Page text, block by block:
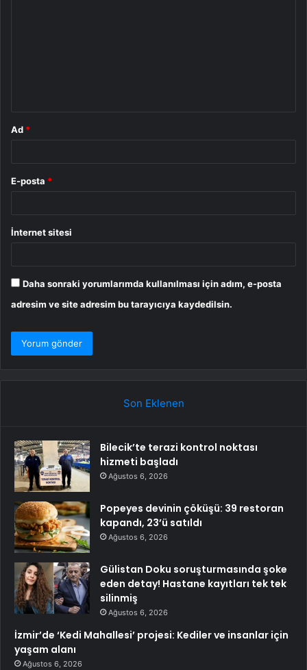
Ad *
E-posta *
İnternet sitesi
Daha sonraki yorumlarımda kullanılması için adım, e-posta
adresim ve site adresim bu tarayıcıya kaydedilsin.
Son Eklenen
Bilecik’te terazi kontrol noktası
hizmeti başladı
Ağustos 6, 2026
Popeyes devinin çöküşü: 39 restoran
kapandı, 23’ü satıldı
Ağustos 6, 2026
Gülistan Doku soruşturmasında şoke
eden detay! Hastane kayıtları tek tek
silinmiş
Ağustos 6, 2026
İzmir’de ‘Kedi Mahallesi’ projesi: Kediler ve insanlar için
yaşam alanı
Ağustos 6, 2026